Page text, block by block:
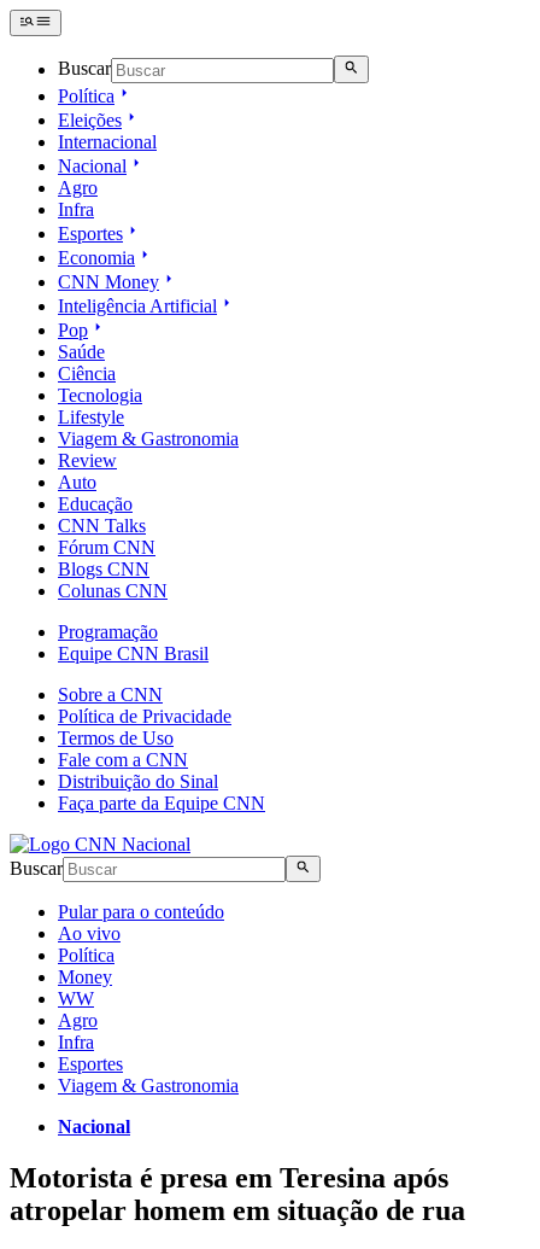
Buscar
Política
Eleições
Internacional
Nacional
Agro
Infra
Esportes
Economia
CNN Money
Inteligência Artificial
Pop
Saúde
Ciência
Tecnologia
Lifestyle
Viagem & Gastronomia
Review
Auto
Educação
CNN Talks
Fórum CNN
Blogs CNN
Colunas CNN
Programação
Equipe CNN Brasil
Sobre a CNN
Política de Privacidade
Termos de Uso
Fale com a CNN
Distribuição do Sinal
Faça parte da Equipe CNN
Buscar
Pular para o conteúdo
Ao vivo
Política
Money
WW
Agro
Infra
Esportes
Viagem & Gastronomia
Nacional
Motorista é presa em Teresina após
atropelar homem em situação de rua